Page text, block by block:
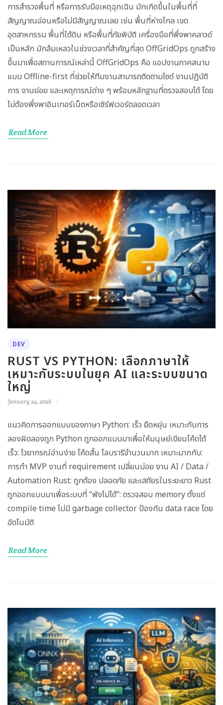
การสำรวจพื้นที่ หรือการรับมือเหตุฉุกเฉิน มักเกิดขึ้นในพื้นที่ที่
สัญญาณอ่อนหรือไม่มีสัญญาณเลย เช่น พื้นที่ห่างไกล เขต
อุตสาหกรรม พื้นที่ใต้ดิน หรือพื้นที่ภัยพิบัติ เครื่องมือที่พึ่งพาคลาวด์
เป็นหลัก มักล้มเหลวในช่วงเวลาที่สำคัญที่สุด OffGridOps ถูกสร้าง
ขึ้นมาเพื่อสถานการณ์เหล่านี้ OffGridOps คือ แอปงานภาคสนาม
แบบ Offline‑first ที่ช่วยให้ทีมงานสามารถติดตามไซต์ งานปฏิบัติ
การ งานย่อย และเหตุการณ์ต่าง ๆ พร้อมหลักฐานที่ตรวจสอบได้ โดย
ไม่ต้องพึ่งพาอินเทอร์เน็ตหรือเซิร์ฟเวอร์ตลอดเวลา
Read More
DEV
RUST VS PYTHON: เลือกภาษาให้
เหมาะกับระบบในยุค AI และระบบขนาด
ใหญ่
January 24, 2026
แนวคิดการออกแบบของภาษา Python: เร็ว ยืดหยุ่น เหมาะกับการ
ลองผิดลองถูก Python ถูกออกแบบมาเพื่อให้มนุษย์เขียนโค้ดได้
เร็ว: ไวยากรณ์อ่านง่าย โค้ดสั้น ไลบรารีจำนวนมาก เหมาะมากกับ:
การทำ MVP งานที่ requirement เปลี่ยนบ่อย งาน AI / Data /
Automation Rust: ถูกต้อง ปลอดภัย และเสถียรในระยะยาว Rust
ถูกออกแบบมาเพื่อระบบที่ “พังไม่ได้”: ตรวจสอบ memory ตั้งแต่
compile time ไม่มี garbage collector ป้องกัน data race โดย
อัตโนมัติ
Read More